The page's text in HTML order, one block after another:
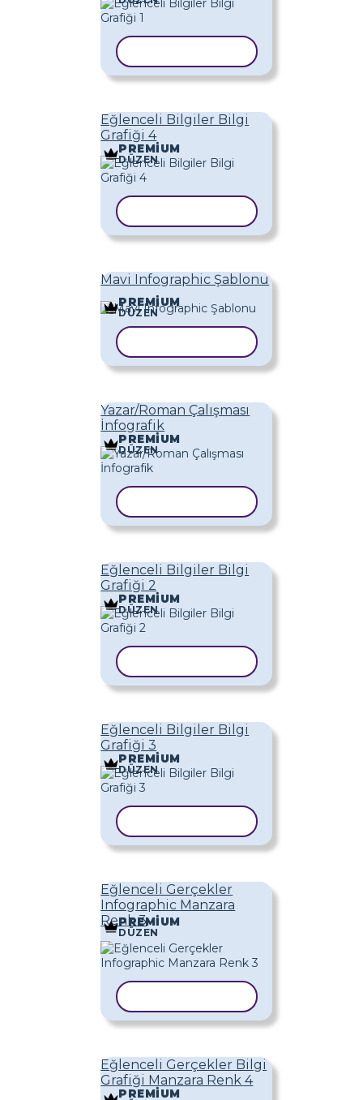
Eğlenceli Bilgiler Bilgi
Grafiği 4
PREMIUM
DÜZEN
Mavi Infographic Şablonu
PREMIUM
DÜZEN
Yazar/Roman Çalışması
İnfografik
PREMIUM
DÜZEN
Eğlenceli Bilgiler Bilgi
Grafiği 2
PREMIUM
DÜZEN
Eğlenceli Bilgiler Bilgi
Grafiği 3
PREMIUM
DÜZEN
Eğlenceli Gerçekler
Infographic Manzara
Renk 3
PREMIUM
DÜZEN
Eğlenceli Gerçekler Bilgi
Grafiği Manzara Renk 4
PREMIUM